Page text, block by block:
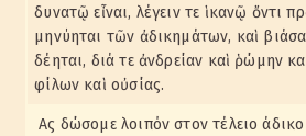
δυνατῷ εἶναι, λέγειν τε ἱκανῷ ὄντι
μηνύηται τῶν ἀδικημάτων, καὶ
δέηται, διά τε ἀνδρείαν καὶ ῥώμην
φίλων καὶ οὐσίας.
Ας δώσομε λοιπόν στον τέλειο άδικο